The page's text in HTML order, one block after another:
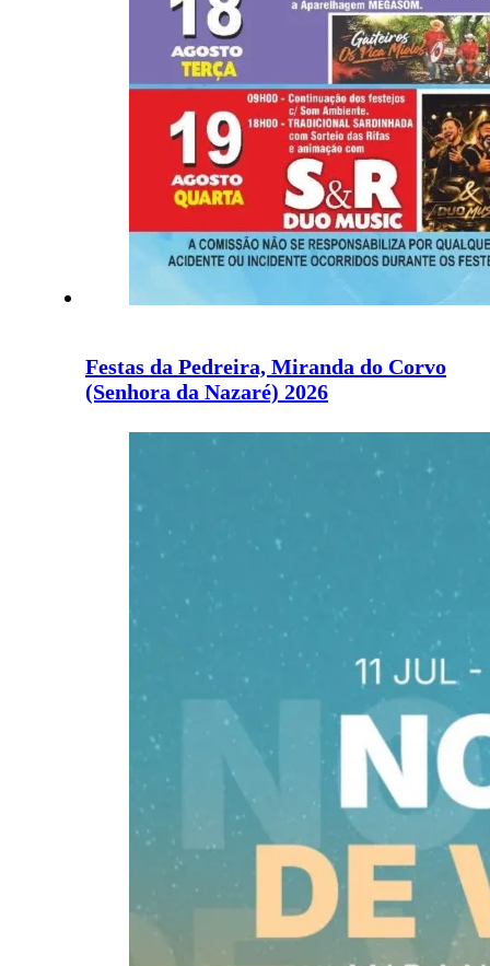
Festas da Pedreira, Miranda do Corvo
(Senhora da Nazaré) 2026